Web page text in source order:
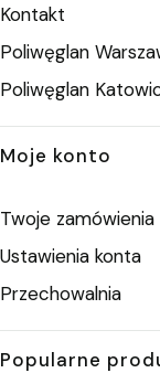
Kontakt
Poliwęglan
Poliwęglan
Moje konto
Twoje zamówienia
Ustawienia konta
Przechowalnia
Popularne